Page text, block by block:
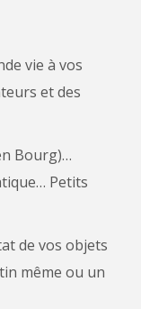
vie à vos
et des
Bourg)…
Petits
de vos objets
même ou un